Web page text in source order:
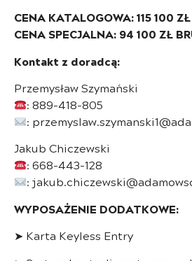
CENA KATALOGOWA: 115 100
CENA SPECJALNA: 94 100 ZŁ
Kontakt z doradcą:
Przemysław Szymański
: 889-418-805
:
Jakub Chiczewski
: 668-443-128
:
WYPOSAŻENIE DODATKOWE:
➤ Karta Keyless Entry